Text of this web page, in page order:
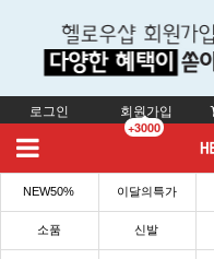
로그인 회원가입
+3000
NEW50% 이달의특가
소품 신발